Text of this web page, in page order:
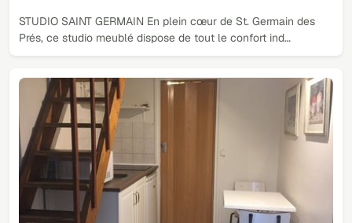
STUDIO SAINT GERMAIN En plein cœur de St. Germain des
Prés, ce studio meublé dispose de tout le confort ind…